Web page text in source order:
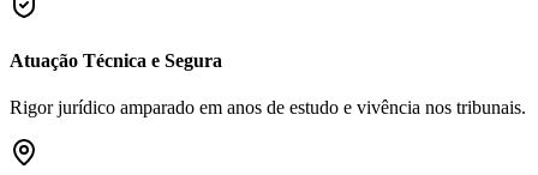
Atuação Técnica e Segura
Rigor jurídico amparado em anos de estudo e vivência nos tribunais.